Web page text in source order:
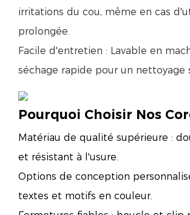
irritations du cou, même en cas
prolongée.
Facile d'entretien : Lavable en
séchage rapide pour un nettoyage
Pourquoi Choisir Nos
Matériau de qualité supérieure :
et résistant à l'usure.
Options de conception
textes et motifs en couleur.